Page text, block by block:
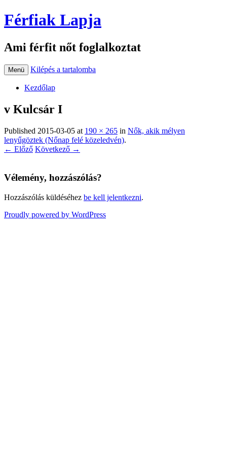
Férfiak Lapja
Ami férfit nőt foglalkoztat
Menü Kilépés a tartalomba
Kezdőlap
v Kulcsár I
Published 2015-03-05 at 190 × 265 in Nők, akik mélyen
lenyűgöztek (Nőnap felé közeledvén).
← Előző Következő →
Vélemény, hozzászólás?
Hozzászólás küldéséhez be kell jelentkezni.
Proudly powered by WordPress